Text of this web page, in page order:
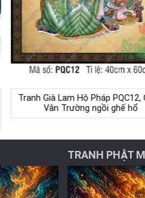
Tranh Già Lam Hộ Pháp PQC12,
Vân Trường ngồi ghế hổ
TRANH PHẬT